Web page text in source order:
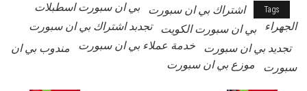
Tags اشتراك بي ان سبورت
بي ان سبورت اسطبلات
الجهراء
بي ان سبورت الكويت
تجدبد اشتراك بي ان سبورت
تجديد بي ان سبورت
خدمة عملاء بي ان سبورت
مندوب بي ان
سبورت
موزع بي ان سبورت